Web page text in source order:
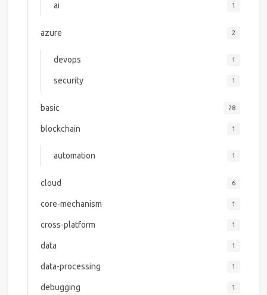
ai 1
azure 2
devops 1
security 1
basic 28
blockchain 1
automation 1
cloud 6
core-mechanism 1
cross-platform 1
data 1
data-processing 1
debugging 1